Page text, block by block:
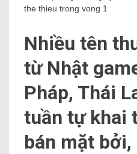
Nhiều tên
từ Nhật
Pháp, Thái
tuần tự khai
bán mặt